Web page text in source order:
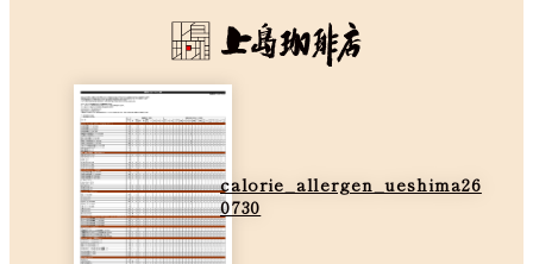
calorie_allergen_ueshima26
0730